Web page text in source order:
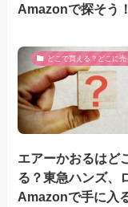
Amazonで探そう！
どこで買える？どこに売
エアーかおるはど
る？東急ハンズ、
Amazonで手に入